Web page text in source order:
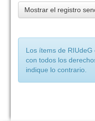
Mostrar el registro
Los ítems de RIUdeG
con todos los
indique lo contrario.